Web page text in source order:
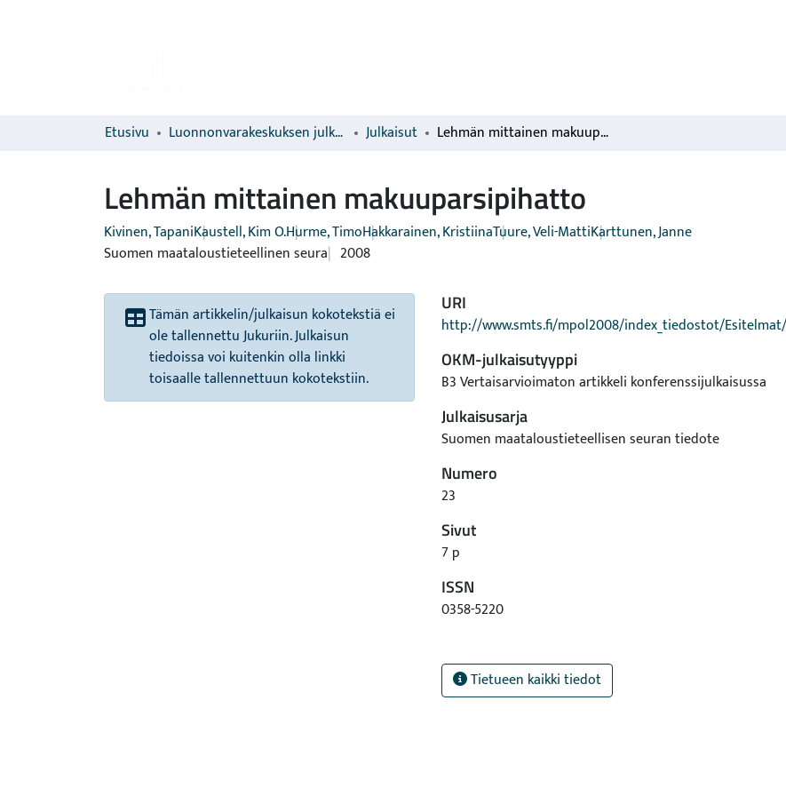
Etusivu Luonnonvarakeskuksen julkaisut Julkaisut Lehmän mittainen makuuparsipihatto
Lehmän mittainen makuuparsipihatto
Kivinen, TapaniKaustell, Kim O.Hurme, TimoHakkarainen, KristiinaTuure, Veli-MattiKarttunen, Janne
Suomen maataloustieteellinen seura 2008
Tämän artikkelin/julkaisun kokotekstiä ei
ole tallennettu Jukuriin. Julkaisun
tiedoissa voi kuitenkin olla linkki
toisaalle tallennettuun kokotekstiin.
URI
http://www.smts.fi/mpol2008/index_tiedostot/
OKM-julkaisutyyppi
B3 Vertaisarvioimaton artikkeli konferenssijulkaisussa
Julkaisusarja
Suomen maataloustieteellisen seuran tiedote
Numero
23
Sivut
7 p
ISSN
0358-5220
Tietueen kaikki tiedot